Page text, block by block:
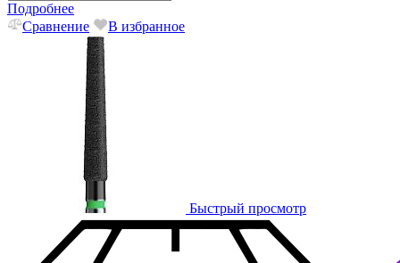
Подробнее
Сравнение
В избранное
Быстрый просмотр